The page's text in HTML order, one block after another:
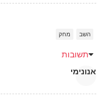
השב מחק
תשובות
אנונימי